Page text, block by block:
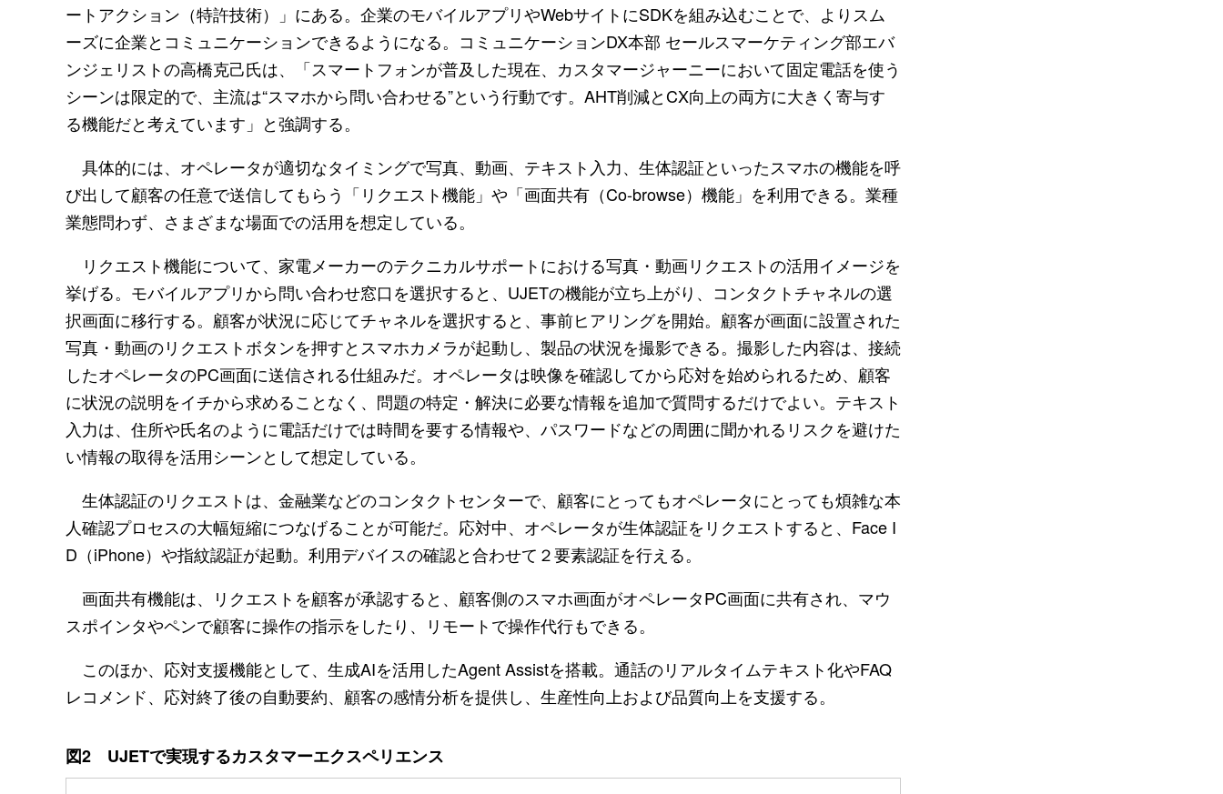
ートアクション（特許技術）」にある。企業のモバイルアプリやWebサイトにSDKを組み込むことで、よりスム
ーズに企業とコミュニケーションできるようになる。コミュニケーションDX本部 セールスマーケティング部エバ
ンジェリストの高橋克己氏は、「スマートフォンが普及した現在、カスタマージャーニーにおいて固定電話を使う
シーンは限定的で、主流は“スマホから問い合わせる”という行動です。AHT削減とCX向上の両方に大きく寄与す
る機能だと考えています」と強調する。
具体的には、オペレータが適切なタイミングで写真、動画、テキスト入力、生体認証といったスマホの機能を呼
び出して顧客の任意で送信してもらう「リクエスト機能」や「画面共有（Co-browse）機能」を利用できる。業種
業態問わず、さまざまな場面での活用を想定している。
リクエスト機能について、家電メーカーのテクニカルサポートにおける写真・動画リクエストの活用イメージを
挙げる。モバイルアプリから問い合わせ窓口を選択すると、UJETの機能が立ち上がり、コンタクトチャネルの選
択画面に移行する。顧客が状況に応じてチャネルを選択すると、事前ヒアリングを開始。顧客が画面に設置された
写真・動画のリクエストボタンを押すとスマホカメラが起動し、製品の状況を撮影できる。撮影した内容は、接続
したオペレータのPC画面に送信される仕組みだ。オペレータは映像を確認してから応対を始められるため、顧客
に状況の説明をイチから求めることなく、問題の特定・解決に必要な情報を追加で質問するだけでよい。テキスト
入力は、住所や氏名のように電話だけでは時間を要する情報や、パスワードなどの周囲に聞かれるリスクを避けた
い情報の取得を活用シーンとして想定している。
生体認証のリクエストは、金融業などのコンタクトセンターで、顧客にとってもオペレータにとっても煩雑な本
人確認プロセスの大幅短縮につなげることが可能だ。応対中、オペレータが生体認証をリクエストすると、Face I
D（iPhone）や指紋認証が起動。利用デバイスの確認と合わせて２要素認証を行える。
画面共有機能は、リクエストを顧客が承認すると、顧客側のスマホ画面がオペレータPC画面に共有され、マウ
スポインタやペンで顧客に操作の指示をしたり、リモートで操作代行もできる。
このほか、応対支援機能として、生成AIを活用したAgent Assistを搭載。通話のリアルタイムテキスト化やFAQ
レコメンド、応対終了後の自動要約、顧客の感情分析を提供し、生産性向上および品質向上を支援する。
図2 UJETで実現するカスタマーエクスペリエンス